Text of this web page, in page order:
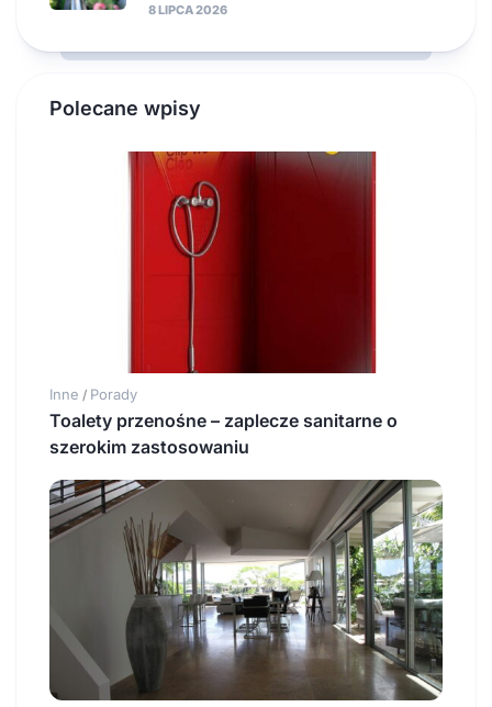
8 LIPCA 2026
Polecane wpisy
Inne / Porady
Toalety przenośne – zaplecze sanitarne o
szerokim zastosowaniu